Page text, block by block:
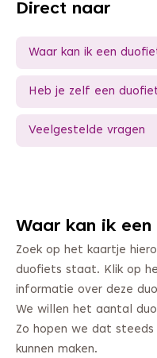
Direct naar
Waar kan ik een
Heb je zelf een
Veelgestelde vragen
Waar kan ik
Zoek op het kaartje
duofiets staat. Klik op
informatie over deze
We willen het aantal
Zo hopen we dat steeds
kunnen maken.